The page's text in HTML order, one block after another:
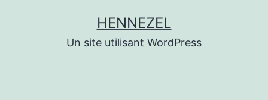
HENNEZEL
Un site utilisant WordPress